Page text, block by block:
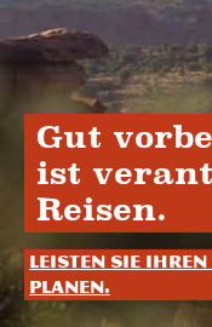
Gut
ist
Reisen.
Leisten Sie
planen.